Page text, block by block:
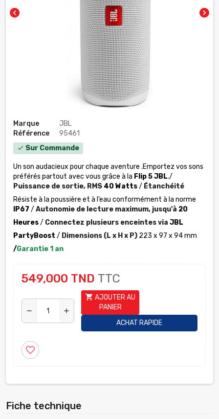
chevron_left chevron_right
Marque
JBL
Référence
95461
check Sur Commande
Un son audacieux pour chaque aventure .Emportez vos sons
préférés partout avec vous grâce à la Flip 5 JBL./
Puissance de sortie, RMS 40 Watts/ Étanchéité
Résiste à la poussière et à l’eau conformément à la norme
IP67 / Autonomie de lecture maximum, jusqu'à 20
Heures/ Connectez plusieurs enceintes via JBL
PartyBoost / Dimensions (L x H x P) 223 x 97 x 94 mm
/Garantie 1 an
549,000 TND TTC
remove add
shopping_cart AJOUTER AU
PANIER
ACHAT RAPIDE
favorite_border
Fiche technique